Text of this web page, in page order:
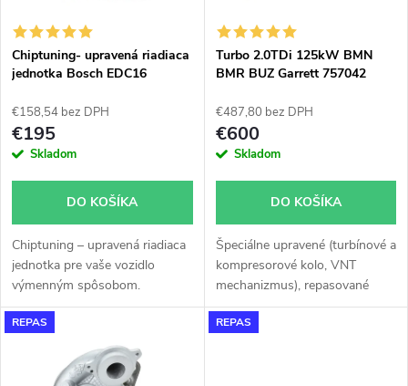
i
e
p
r
d
u
k
s
p
r
o
d
u
k
Chiptuning- upravená riadiaca
jednotka Bosch EDC16
€158,54 bez DPH
€195
Skladom
DO KOŠÍKA
Chiptuning – upravená riadiaca
jednotka pre vaše vozidlo
výmenným spôsobom.
Turbo 2.0TDi 125kW BMN
BMR BUZ Garrett 757042
hybridné do 180KW
€487,80 bez DPH
€600
Skladom
DO KOŠÍKA
Špeciálne upravené (turbínové a
kompresorové kolo, VNT
mechanizmus), repasované
turbodúchadlo Garrett 757042
GT1752V do 180KW v
REPAS REPAS